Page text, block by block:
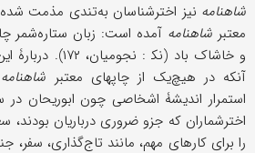
شاهنامه نیز اخترشناسان به‌تندی مذمت
معتبر شاهنامه آمده است: زبان ستاره‌شمر
و خاشاک باد (نک‍ :
آنکه در هیچ‌یک از چاپهای معتبر شاهنامه
استمرار اندیشۀ اشخاصی چون ابوریحان
اخترشماران که جزو ضروری درباریان
را برای کارهای مهم، مانند تاج‌گذاری، سفر،